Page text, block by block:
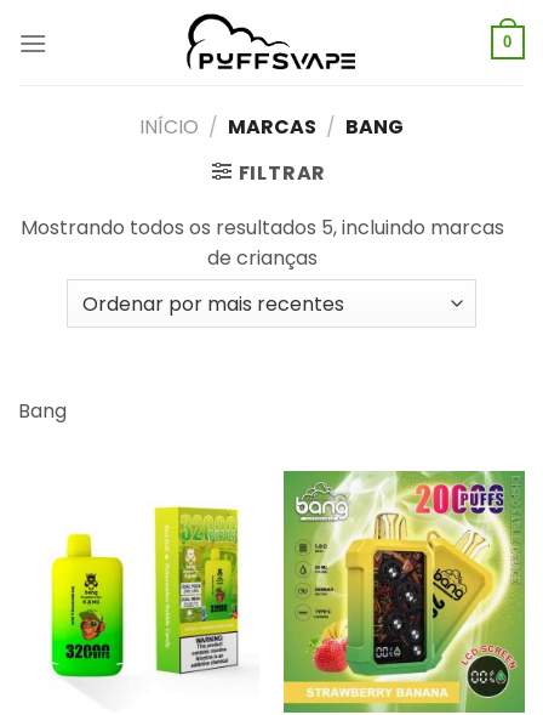
para
0
INÍCIO / MARCAS / BANG
FILTRAR
Mostrando todos os resultados 5, incluindo marcas
de crianças
Bang